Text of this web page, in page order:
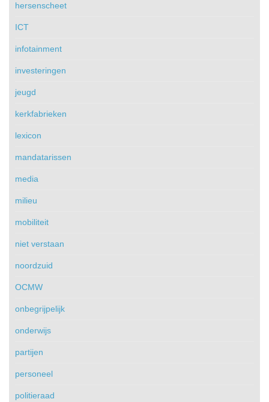
hersenscheet
ICT
infotainment
investeringen
jeugd
kerkfabrieken
lexicon
mandatarissen
media
milieu
mobiliteit
niet verstaan
noordzuid
OCMW
onbegrijpelijk
onderwijs
partijen
personeel
politieraad